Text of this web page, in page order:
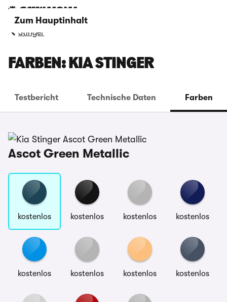
Zum Hauptinhalt
Stinger
FARBEN: KIA STINGER
Testbericht Technische Daten Farben
Ascot Green Metallic
kostenlos kostenlos kostenlos kostenlos
kostenlos kostenlos kostenlos kostenlos